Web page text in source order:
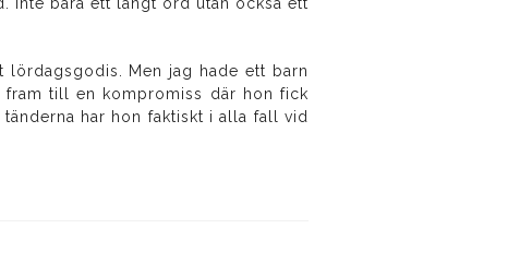
Inte bara ett långt ord utan också ett
Men jag hade ett barn
fram till en kompromiss där hon fick
har hon faktiskt i alla fall vid